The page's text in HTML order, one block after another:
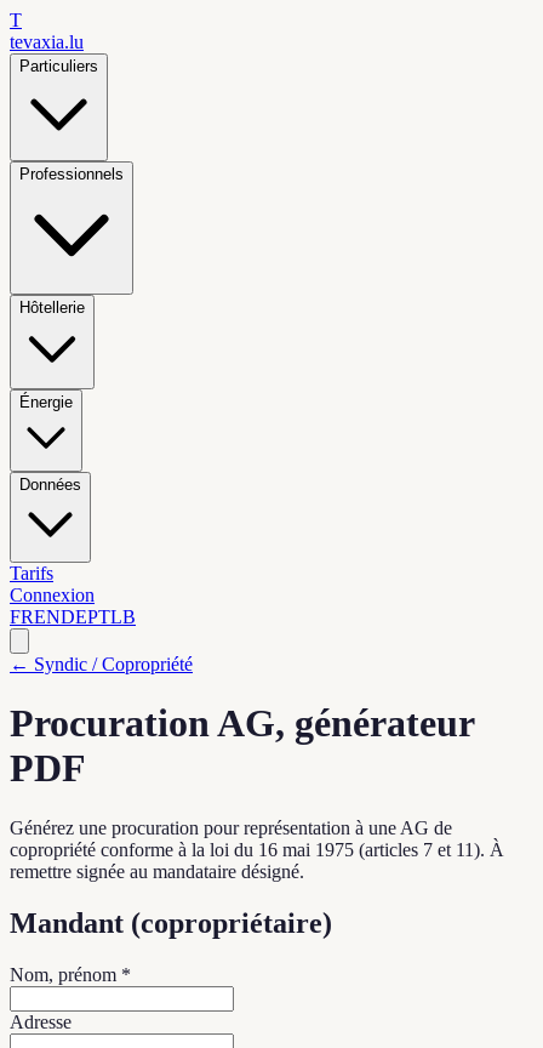
T
tevaxia.lu
Particuliers
Professionnels
Hôtellerie
Énergie
Données
Tarifs
Connexion
FRENDEPTLB
← Syndic / Copropriété
Procuration AG, générateur
PDF
Générez une procuration pour représentation à une AG de
copropriété conforme à la loi du 16 mai 1975 (articles 7 et 11). À
remettre signée au mandataire désigné.
Mandant (copropriétaire)
Nom, prénom *
Adresse